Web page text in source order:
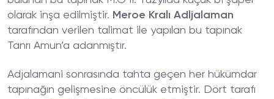
olarak inşa edilmiştir. Meroe Kralı Adljalaman
tarafından verilen talimat ile yapılan bu tapınak
Tanrı Amun’a adanmıştır.
Adjalamani sonrasında tahta geçen her hükümdar
tapınağın gelişmesine öncülük etmiştir. Dört tarafı